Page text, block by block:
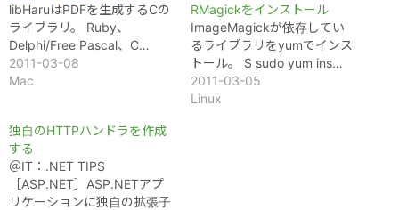
libHaruはPDFを生成するCの
ライブラリ。 Ruby、
Delphi/Free Pascal、C…
2011-03-08
Mac
RMagickをインストール
ImageMagickが依存してい
るライブラリをyumでインス
トール。 $ sudo yum ins…
2011-03-05
Linux
独自のHTTPハンドラを作成
する
＠IT：.NET TIPS
［ASP.NET］ASP.NETアプ
リケーションに独自の拡張子